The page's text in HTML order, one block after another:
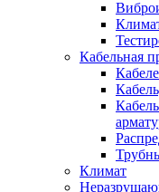
Кабельная
Климат